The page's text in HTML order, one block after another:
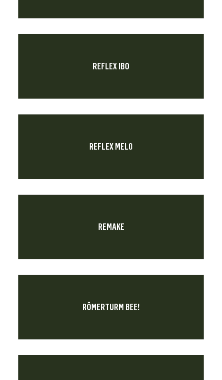
REFLEX IBO
REFLEX MELO
REMAKE
RÖMERTURM BEE!